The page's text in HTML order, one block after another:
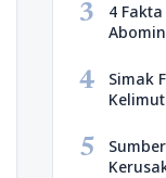
3
4
4
Simak
5